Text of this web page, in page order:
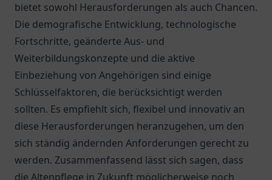
bietet sowohl Herausforderungen als auch Chancen.
Die demografische Entwicklung, technologische
Fortschritte, geänderte Aus- und
Weiterbildungskonzepte und die aktive
Einbeziehung von Angehörigen sind einige
Schlüsselfaktoren, die berücksichtigt werden
sollten. Es empfiehlt sich, flexibel und innovativ an
diese Herausforderungen heranzugehen, um den
sich ständig ändernden Anforderungen gerecht zu
werden. Zusammenfassend lässt sich sagen, dass
die Altenpflege in Zukunft möglicherweise noch